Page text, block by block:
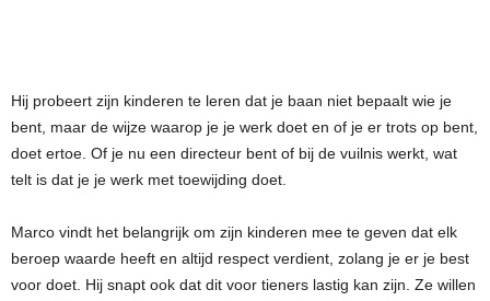
Hij probeert zijn kinderen te leren dat je baan niet bepaalt wie je
bent, maar de wijze waarop je je werk doet en of je er trots op bent,
doet ertoe. Of je nu een directeur bent of bij de vuilnis werkt, wat
telt is dat je je werk met toewijding doet.
Marco vindt het belangrijk om zijn kinderen mee te geven dat elk
beroep waarde heeft en altijd respect verdient, zolang je er je best
voor doet. Hij snapt ook dat dit voor tieners lastig kan zijn. Ze willen